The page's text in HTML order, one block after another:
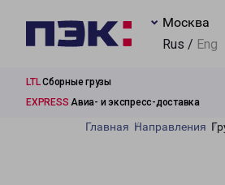
Москва
Rus / Eng
LTLСборные грузы
EXPRESS Авиа- и экспресс-доставка
Главная Направления